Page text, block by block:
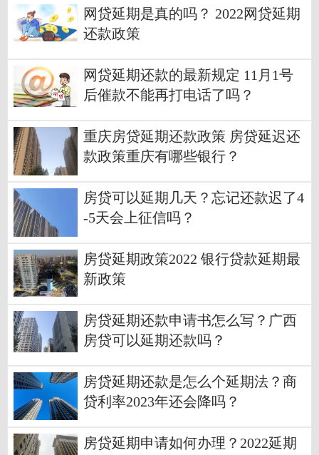
网贷延期是真的吗？ 2022网贷延期
还款政策
网贷延期还款的最新规定 11月1号
后催款不能再打电话了吗？
重庆房贷延期还款政策 房贷延迟还
款政策重庆有哪些银行？
房贷可以延期几天？忘记还款迟了4
-5天会上征信吗？
房贷延期政策2022 银行贷款延期最
新政策
房贷延期还款申请书怎么写？广西
房贷可以延期还款吗？
房贷延期还款是怎么个延期法？商
贷利率2023年还会降吗？
房贷延期申请如何办理？2022延期